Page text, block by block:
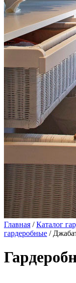
Главная /Каталог
гардеробные /